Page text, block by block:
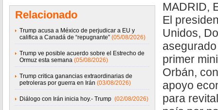
Relacionado
Trump acusa a México de perjudicar a EU y
califica a Canadá de “repugnante” (05/08/2026)
Trump ve posible acuerdo sobre el Estrecho de
Ormuz esta semana (05/08/2026)
Trump critica ganancias extraordinarias de
petroleras por guerra en Irán (03/08/2026)
Diálogo con Irán inicia hoy.- Trump (02/08/2026)
MADRID,
El
Unidos,
primer
Orbán,
apoyo
para